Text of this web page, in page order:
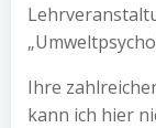
Ihre
kann ich hier